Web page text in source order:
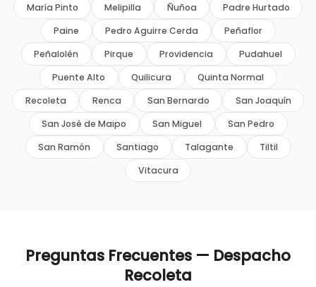
María Pinto Melipilla Ñuñoa
Padre Hurtado
Paine
Pedro Aguirre Cerda
Peñaflor
Peñalolén
Pirque Providencia
Pudahuel
Puente Alto
Quilicura
Quinta Normal
Recoleta
Renca San Bernardo
San Joaquín
San José de Maipo
San Miguel
San Pedro
San Ramón
Santiago Talagante
Tiltil
Vitacura
Preguntas Frecuentes — Despacho
Recoleta